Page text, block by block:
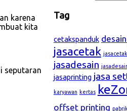
karena
kita
seputaran
Tag
cetakspanduk
jasacetak
jasadesain
jasaprinting jasa
karyawan kertas
offset printing